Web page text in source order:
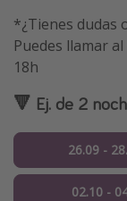
*¿Tienes dudas
Puedes llamar al
18h
🔻 Ej. de 2
26.09 -
02.10 -